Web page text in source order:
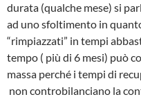
durata (qualche mese) si
ad uno sfoltimento in
“rimpiazzati” in tempi
tempo ( più di 6 mesi) può
massa perché i tempi di
non controbilanciano la